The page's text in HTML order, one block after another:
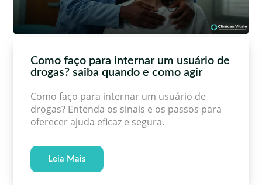
Como faço para internar um usuário de
drogas? saiba quando e como agir
Como faço para internar um usuário de
drogas? Entenda os sinais e os passos para
oferecer ajuda eficaz e segura.
Leia Mais